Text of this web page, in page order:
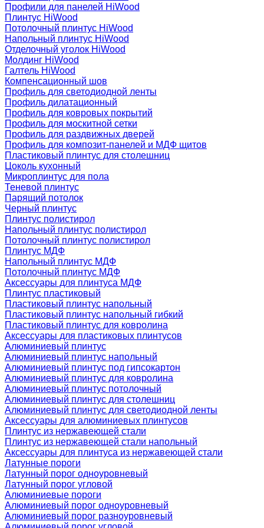
Профили для панелей HiWood
Плинтус HiWood
Потолочный плинтус HiWood
Напольный плинтус HiWood
Отделочный уголок HiWood
Молдинг HiWood
Галтель HiWood
Компенсационный шов
Профиль для светодиодной ленты
Профиль дилатационный
Профиль для ковровых покрытий
Профиль для москитной сетки
Профиль для раздвижных дверей
Профиль для композит-панелей и МДФ щитов
Пластиковый плинтус для столешниц
Цоколь кухонный
Микроплинтус для пола
Теневой плинтус
Парящий потолок
Черный плинтус
Плинтус полистирол
Напольный плинтус полистирол
Потолочный плинтус полистирол
Плинтус МДФ
Напольный плинтус МДФ
Потолочный плинтус МДФ
Аксессуары для плинтуса МДФ
Плинтус пластиковый
Пластиковый плинтус напольный
Пластиковый плинтус напольный гибкий
Пластиковый плинтус для ковролина
Аксессуары для пластиковых плинтусов
Алюминиевый плинтус
Алюминиевый плинтус напольный
Алюминиевый плинтус под гипсокартон
Алюминиевый плинтус для ковролина
Алюминиевый плинтус потолочный
Алюминиевый плинтус для столешниц
Алюминиевый плинтус для светодиодной ленты
Аксессуары для алюминиевых плинтусов
Плинтус из нержавеющей стали
Плинтус из нержавеющей стали напольный
Аксессуары для плинтуса из нержавеющей стали
Латунные пороги
Латунный порог одноуровневый
Латунный порог угловой
Алюминиевые пороги
Алюминиевый порог одноуровневый
Алюминиевый порог разноуровневый